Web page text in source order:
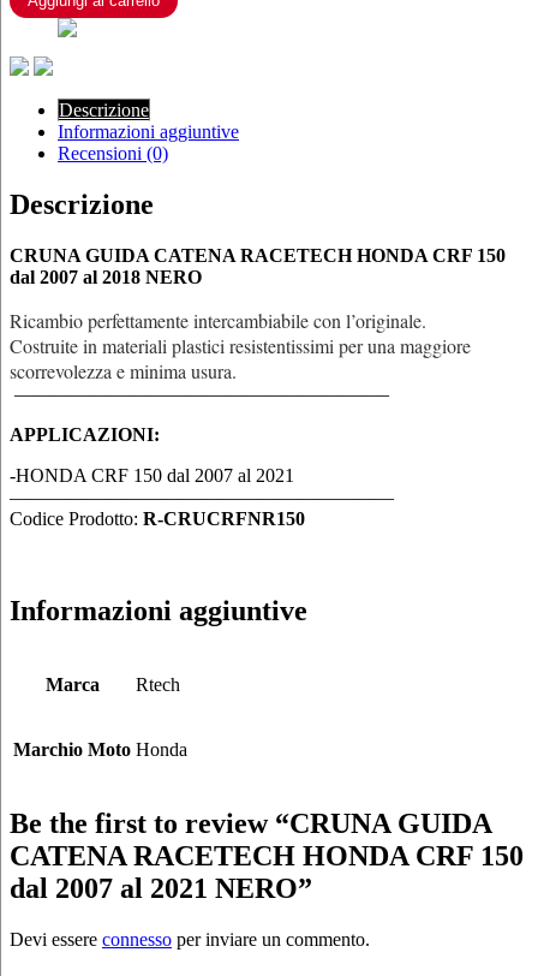
dal
al
2021
NERO
quantità
Descrizione
Informazioni aggiuntive
Recensioni (0)
Descrizione
CRUNA GUIDA CATENA RACETECH HONDA CRF 150
dal 2007 al 2018 NERO
Ricambio perfettamente intercambiabile con l’originale.
Costruite in materiali plastici resistentissimi per una maggiore
scorrevolezza e minima usura.
———————————————————–
APPLICAZIONI:
-HONDA CRF 150 dal 2007 al 2021
————————————————————
Codice Prodotto: R-CRUCRFNR150
Informazioni aggiuntive
Marca Rtech
Marchio Moto Honda
Be the first to review “CRUNA GUIDA
CATENA RACETECH HONDA CRF 150
dal 2007 al 2021 NERO”
Devi essere connesso per inviare un commento.